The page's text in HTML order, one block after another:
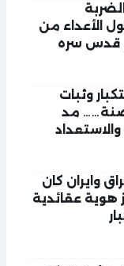
الأعداء من
قدس سره
وثبات
مد
والاستعداد
وايران كان
هوية عقائدية